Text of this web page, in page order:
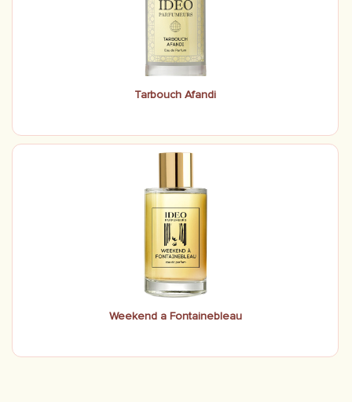
Tarbouch Afandi
Weekend a Fontainebleau